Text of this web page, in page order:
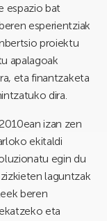
espazio bat
esperientziak
proiektu
apalagoak
eta finantzaketa
dira.
izan zen
ekitaldi
egin du
laguntzak
beren
eta